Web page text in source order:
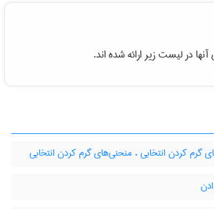
در لیست زیر ارائه شده اند.
گرم کردن انتخابی ، منحنی‌های گرم کردن انتخابی